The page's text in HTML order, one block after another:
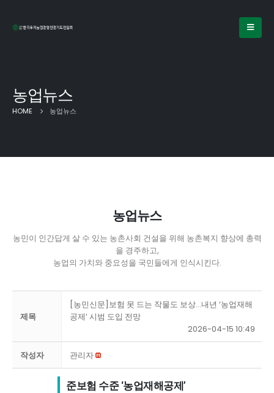
농업뉴스
HOME 농업뉴스
농업뉴스
농민이 인간답게 살 수 있는 농촌사회 건설을 위해 농촌복지 향상에 총력
을 경주하고,
농업의 가치와 중요성을 국민들에게 인식시킨다.
제목
[농민신문]보험 못 드는 작물도 보상…내년 ‘농업재해
공제’ 시범 도입 전망
2026-04-15 10:49
작성자 관리자
준보험 수준 ‘농업재해공제’